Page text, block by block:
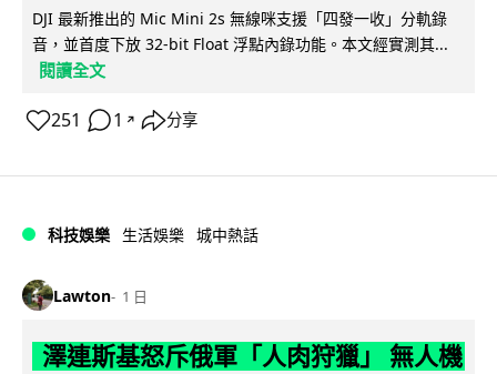
DJI 最新推出的 Mic Mini 2s 無線咪支援「四發一收」分軌錄
音，並首度下放 32-bit Float 浮點內錄功能。本文經實測其...
閱讀全文
251 1 ↗ 分享
科技娛樂 生活娛樂 城中熱話
Lawton 1 日
澤連斯基怒斥俄軍「人肉狩獵」 無人機